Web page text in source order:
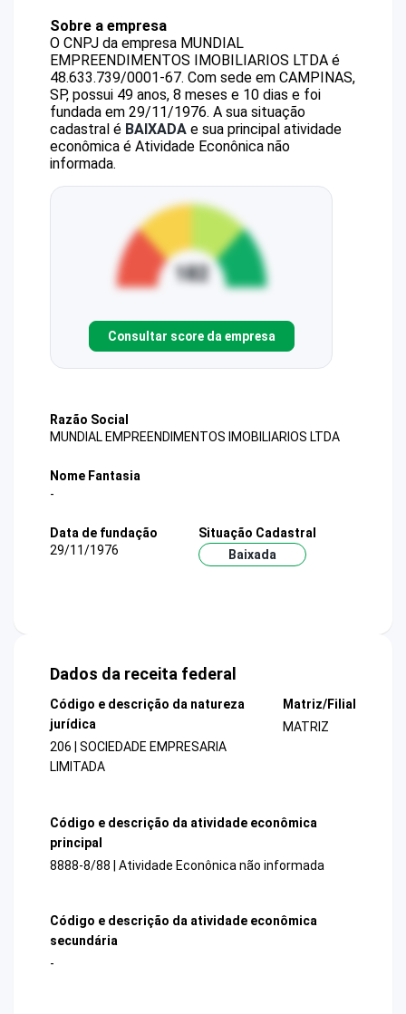
Sobre a empresa
O CNPJ da empresa MUNDIAL
EMPREENDIMENTOS IMOBILIARIOS LTDA é
48.633.739/0001-67. Com sede em CAMPINAS,
SP, possui 49 anos, 8 meses e 10 dias e foi
fundada em 29/11/1976. A sua situação
cadastral é BAIXADA e sua principal atividade
econômica é Atividade Econônica não
informada.
Consultar score da empresa
Razão Social
MUNDIAL EMPREENDIMENTOS IMOBILIARIOS LTDA
Nome Fantasia
-
Data de fundação
29/11/1976
Situação Cadastral
Baixada
Dados da receita federal
Código e descrição da natureza
jurídica
206 | SOCIEDADE EMPRESARIA
LIMITADA
Matriz/Filial
MATRIZ
Código e descrição da atividade econômica
principal
8888-8/88 | Atividade Econônica não informada
Código e descrição da atividade econômica
secundária
-